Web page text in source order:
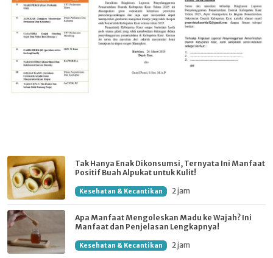
Tak Hanya Enak Dikonsumsi, Ternyata Ini Manfaat
Positif Buah Alpukat untuk Kulit!
Kesehatan & Kecantikan 2 jam
Apa Manfaat Mengoleskan Madu ke Wajah? Ini
Manfaat dan Penjelasan Lengkapnya!
Kesehatan & Kecantikan 2 jam